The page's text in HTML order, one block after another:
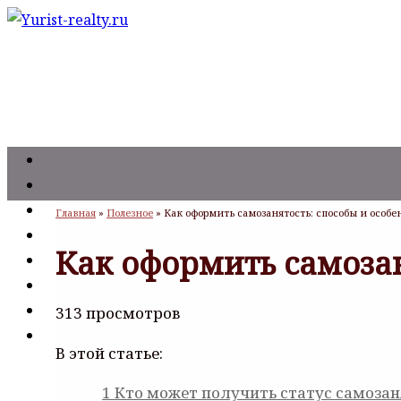
Главная » Полезное » Как оформить самозанятость: способы и
Как оформить
313 просмотров
В этой статье:
1 Кто может получить статус